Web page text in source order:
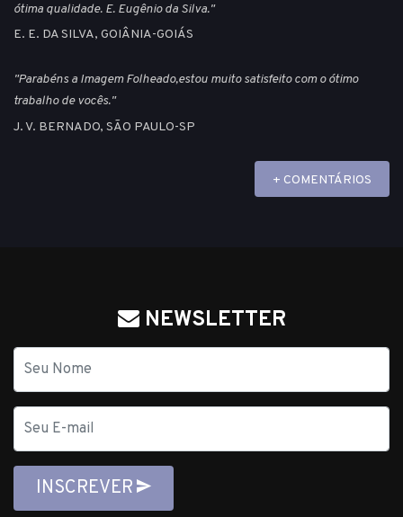
ótima qualidade. E. Eugênio da Silva."
E. E. DA SILVA, GOIÂNIA-GOIÁS
"Parabéns a Imagem Folheado,estou muito satisfeito com o ótimo
trabalho de vocês."
J. V. BERNADO, SÃO PAULO-SP
+ COMENTÁRIOS
NEWSLETTER
mail
INSCREVER